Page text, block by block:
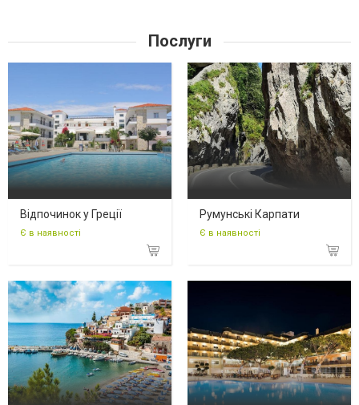
Послуги
Відпочинок у Греції
Є в наявності
Румунські Карпати
Є в наявності